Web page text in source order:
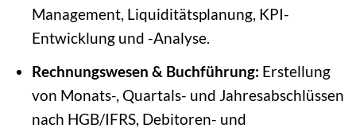
Management, Liquiditätsplanung, KPI-
Entwicklung und -Analyse.
Rechnungswesen & Buchführung: Erstellung
von Monats-, Quartals- und Jahresabschlüssen
nach HGB/IFRS, Debitoren- und